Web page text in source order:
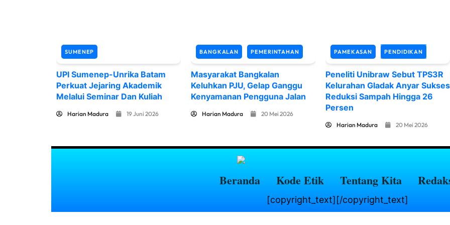
SUMENEP
UPI Sumenep-Unrika Batam
Perkuat Jejaring Akademik
Melalui Seminar Dan Kuliah
Harian Madura 19 Juni 2026
BANGKALAN PEMERINTAHAN
Masyarakat Bangkalan
Keluhkan PJU, Gelap Ganggu
Kenyamanan Pengguna Jalan
Harian Madura 20 Mei 2026
PAMEKASAN PENDIDIKAN
Peneliti Unibraw Sebut TPS3R
Kelurahan Gladak Anyar Sukses
Reduksi Sampah Hingga 26
Persen
Harian Madura 20 Mei 2026
Beranda Kode Etik Tentang Kita
[copyright_text][/copyright_text]